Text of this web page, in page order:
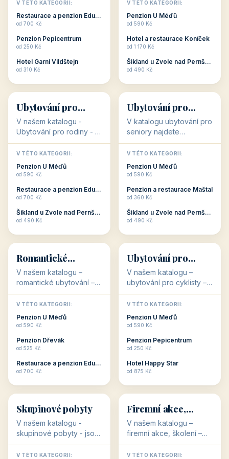
dovolenou přímo
souvisejí. Aktivní
odpočinek jso...
V TÉTO KATEGORII:
Restaurace a penzion Eduard
od 700 Kč
Penzion Pepicentrum
od 250 Kč
Hotel Garni Vildštejn
od 310 Kč
cenově dostupné
ubytování v ČR. Budete
c...
V TÉTO KATEGORII:
Penzion U Méďů
od 590 Kč
Hotel a restaurace Koníček
od 1 170 Kč
Šikland u Zvole nad Pernštejnem
od 490 Kč
👨‍👩‍👧‍👦
👨‍👩‍👧‍👦
34 objektů
Ubytování pro
rodiny
V našem katalogu -
Ubytování pro rodiny -
jsou pro Vás připraveny
objekty, které svojí
polohou či vybaveností,
nabízí klidné ubytování
V TÉTO KATEGORII:
Penzion U Méďů
od 590 Kč
Restaurace a penzion Eduard
od 700 Kč
Šikland u Zvole nad Pernštejnem
od 490 Kč
🧓
🧓
33 objektů
Ubytování pro
seniory
V katalogu ubytování pro
seniory najdete
penziony a hotely, které
jsou přizpůsobeny pro
ubytování klientů vyššího
věku. Některé z nich
V TÉTO KATEGORII:
Penzion U Méďů
od 590 Kč
Penzion a restaurace Maštal
od 360 Kč
Šikland u Zvole nad Pernštejnem
od 490 Kč
💕
💕
Romantické
ubytování
V našem katalogu –
romantické ubytování –
jsou pro Vás připraveny
objekty, které svojí
stavbou, polohou anebo
zaměřením nabízí
Romantické ...
V TÉTO KATEGORII:
Penzion U Méďů
od 590 Kč
Penzion Dřevák
od 525 Kč
Restaurace a penzion Eduard
od 700 Kč
🚴
🚴
32 objektů
Ubytování pro
cyklisty
V našem katalogu –
ubytování pro cyklisty –
jsou pro Vás připraveny
objekty, které jsou na
milovníky cykloturistiky
připraveny. Většinou mají
V TÉTO KATEGORII:
Penzion U Méďů
od 590 Kč
Penzion Pepicentrum
od 250 Kč
Hotel Happy Star
od 875 Kč
👥
👥
32 objektů
Skupinové pobyty
V našem katalogu -
skupinové pobyty - jsou
pro Vás připraveny
objekty, které nabízí
V TÉTO KATEGORII:
💼
💼
31 objektů
Firemní akce,
školení
V našem katalogu –
firemní akce, školení –
jsou pro Vás připraveny
objekty, které mají
V TÉTO KATEGORII: